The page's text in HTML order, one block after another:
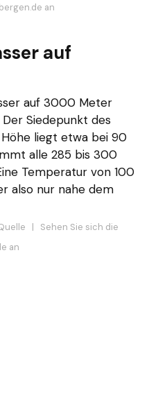
an
auf
auf 3000 Meter
Siedepunkt des
liegt etwa bei 90
alle 285 bis 300
Temperatur von 100
also nur nahe dem
| Sehen Sie sich die
an